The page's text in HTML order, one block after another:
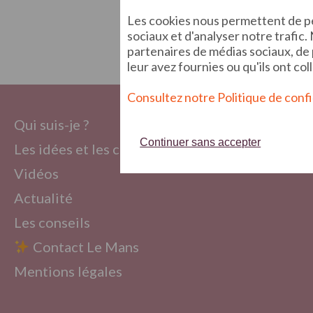
Qui suis-je ?
Les idées et les conseils
Vidéos
Actualité
Les conseils
Contact Le Mans
Mentions légales
Les cookies nous permettent de
sociaux et d'analyser notre
partenaires de médias sociaux,
leur avez fournies ou qu'ils ont
Consultez notre Politique de
Continuer sans accepter